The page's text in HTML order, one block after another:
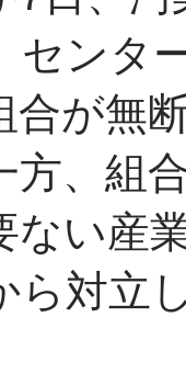
センタ
合が無
方、組
ない産
ら対立